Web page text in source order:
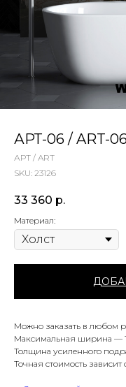
АРТ-06 / ART-
АРТ / ART
SKU: 23126
33 360 р.
Материал:
Можно заказать в любом
Максимальная ширина —
Толщина усиленного
Точная стоимость